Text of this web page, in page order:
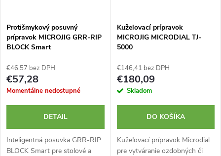
Protišmykový posuvný
prípravok MICROJIG GRR-RIP
BLOCK Smart
€46,57 bez DPH
€57,28
Momentálne nedostupné
DETAIL
Inteligentná posuvka GRR-RIP
BLOCK Smart pre stolové a
Kužeľovací prípravok
MICROJIG MICRODIAL TJ-
5000
€146,41 bez DPH
€180,09
Skladom
DO KOŠÍKA
Kužeľovací prípravok Microdial
pre vytváranie ozdobných či